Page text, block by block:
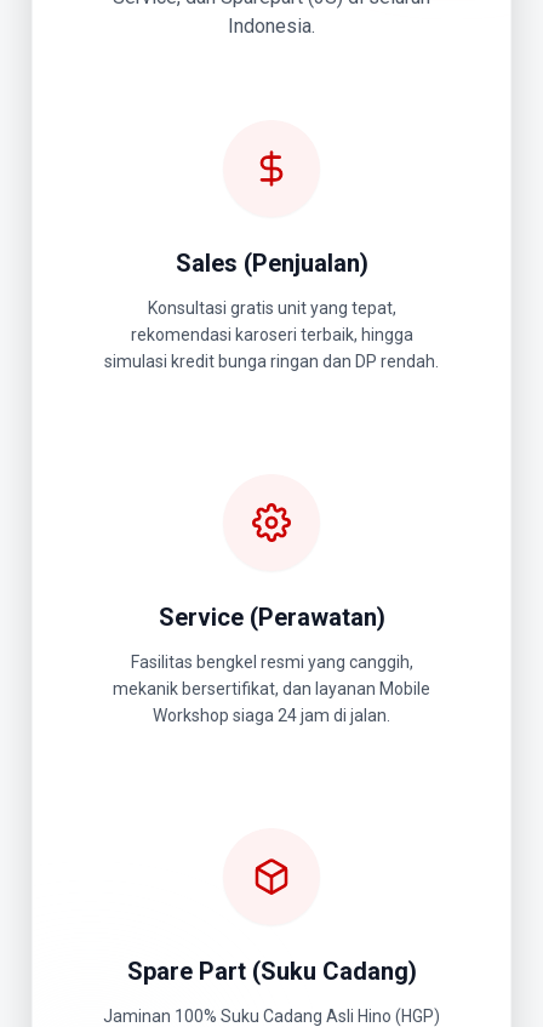
Indonesia.
Sales (Penjualan)
Konsultasi gratis unit yang tepat,
rekomendasi karoseri terbaik, hingga
simulasi kredit bunga ringan dan DP rendah.
Service (Perawatan)
Fasilitas bengkel resmi yang canggih,
mekanik bersertifikat, dan layanan Mobile
Workshop siaga 24 jam di jalan.
Spare Part (Suku Cadang)
Jaminan 100% Suku Cadang Asli Hino (HGP)